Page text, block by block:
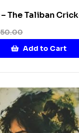
The Taliban
Add to Cart